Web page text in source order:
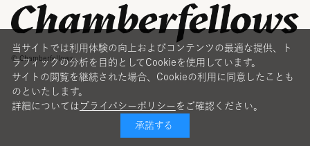
© Chamberfellows
当サイトでは利用体験の向上およびコンテンツの最適な提供、ト
ラフィックの分析を目的としてCookieを使用しています。
サイトの閲覧を継続された場合、Cookieの利用に同意したことも
のといたします。
詳細については プライバシーポリシー をご確認ください。
承諾する